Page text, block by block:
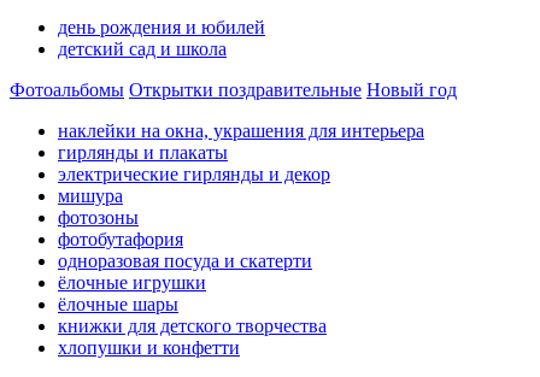
день рождения и юбилей
детский сад и школа
Фотоальбомы Открытки поздравительные Новый год
наклейки на окна, украшения для интерьера
гирлянды и плакаты
электрические гирлянды и декор
мишура
фотозоны
фотобутафория
одноразовая посуда и скатерти
ёлочные игрушки
ёлочные шары
книжки для детского творчества
хлопушки и конфетти